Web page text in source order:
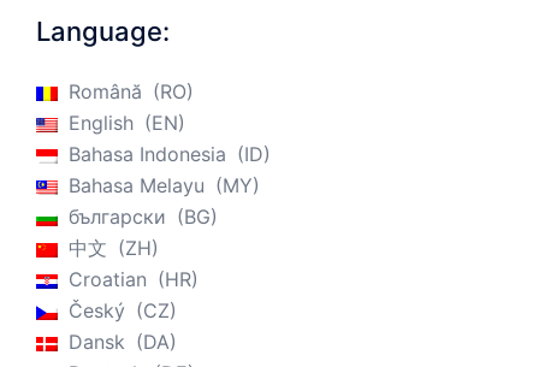
Language:
Română
RO
English
EN
Bahasa Indonesia
ID
Bahasa Melayu
MY
български
BG
中文
ZH
Croatian
HR
Český
CZ
Dansk
DA